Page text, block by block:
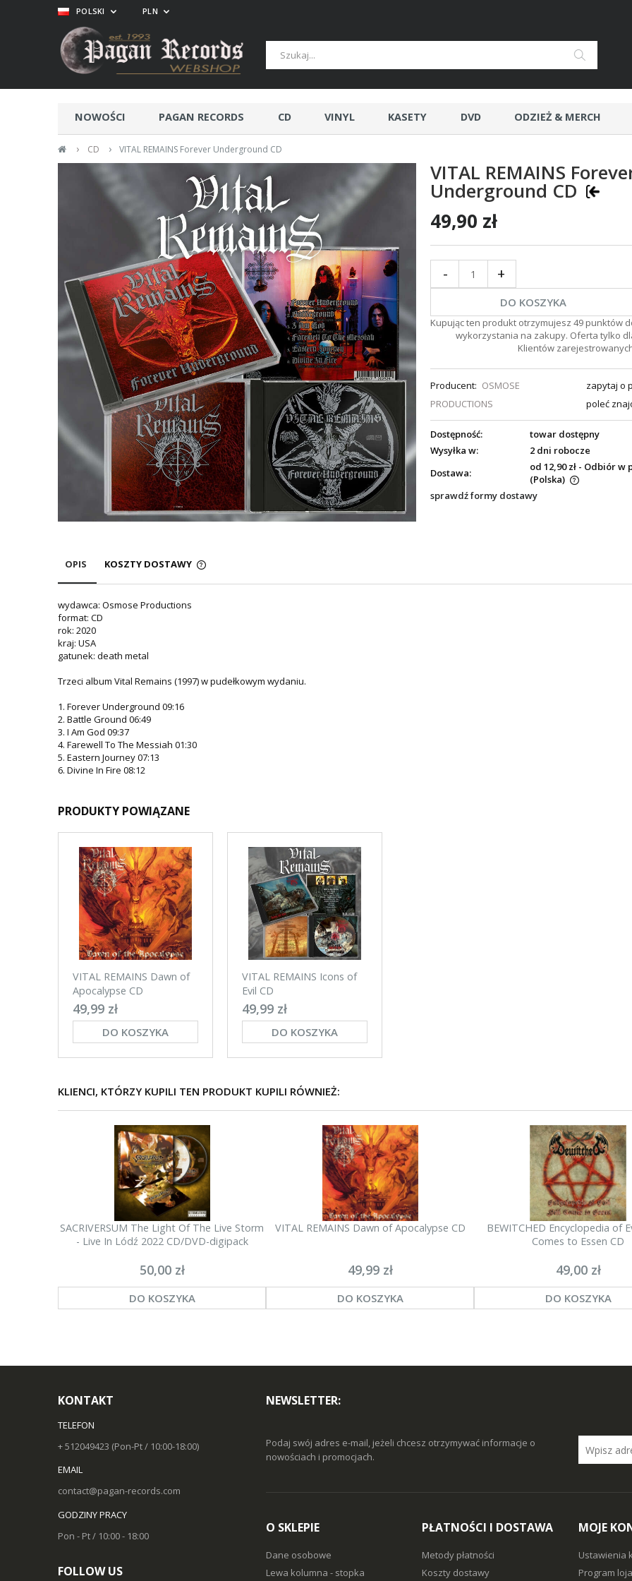
NOWOŚCI PAGAN RECORDS CD VINYL KASETY DVD ODZIEŻ & MERCH
› CD › VITAL REMAINS Forever Underground CD
POLSKI PLN
VITAL REMAINS
Underground CD
49,90 zł
- +
DO KOSZYKA
Kupując ten produkt otrzymujesz 49 punktów
wykorzystania na zakupy. Oferta tylko
Klientów
Producent: OSMOSE
PRODUCTIONS
zapytaj o
poleć
Dostępność:
towar dostępny
Wysyłka w:
2 dni robocze
Dostawa:
od 12,90 zł - Odbiór w
(Polska)
sprawdź formy dostawy
OPIS KOSZTY DOSTAWY
wydawca: Osmose Productions
format: CD
rok: 2020
kraj: USA
gatunek: death metal
Trzeci album Vital Remains (1997) w pudełkowym wydaniu.
1. Forever Underground 09:16
2. Battle Ground 06:49
3. I Am God 09:37
4. Farewell To The Messiah 01:30
5. Eastern Journey 07:13
6. Divine In Fire 08:12
PRODUKTY POWIĄZANE
VITAL REMAINS Dawn of
Apocalypse CD
49,99 zł
DO KOSZYKA
VITAL REMAINS Icons of
Evil CD
49,99 zł
DO KOSZYKA
KLIENCI, KTÓRZY KUPILI TEN PRODUKT KUPILI RÓWNIEŻ:
SACRIVERSUM The Light Of The Live Storm
- Live In Lódź 2022 CD/DVD-digipack
50,00 zł
DO KOSZYKA
VITAL REMAINS Dawn of Apocalypse CD
49,99 zł
DO KOSZYKA
BEWITCHED Encyclopedia of
Comes to Essen CD
49,00 zł
DO KOSZYKA
KONTAKT
TELEFON
+ 512049423 (Pon-Pt / 10:00-18:00)
EMAIL
contact@pagan-records.com
GODZINY PRACY
Pon - Pt / 10:00 - 18:00
FOLLOW US
NEWSLETTER:
Podaj swój adres e-mail, jeżeli chcesz otrzymywać informacje o
nowościach i promocjach.
O SKLEPIE
Dane osobowe
Lewa kolumna - stopka
PŁATNOŚCI I DOSTAWA
Metody płatności
Koszty dostawy
MOJE
Ustawienia
Program